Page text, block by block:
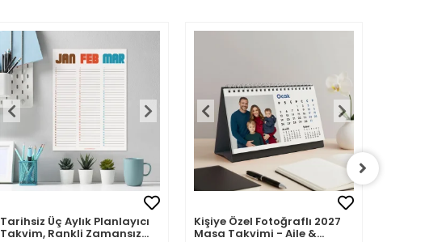
Tarihsiz Üç Aylık Planlayıcı
Takvim, Rankli Zamansız
Kişiye Özel Fotoğraflı 2027
Masa Takvimi - Aile &